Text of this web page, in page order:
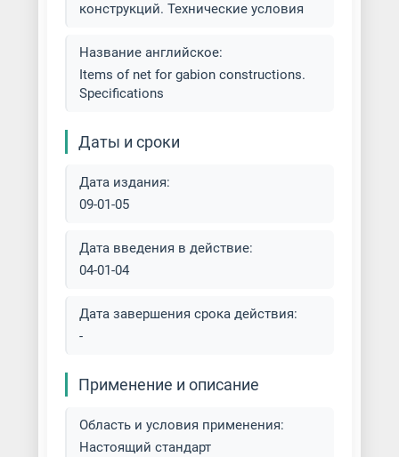
конструкций. Технические условия
Название английское:
Items of net for gabion constructions.
Specifications
Даты и сроки
Дата издания:
09-01-05
Дата введения в действие:
04-01-04
Дата завершения срока действия:
-
Применение и описание
Область и условия применения:
Настоящий стандарт